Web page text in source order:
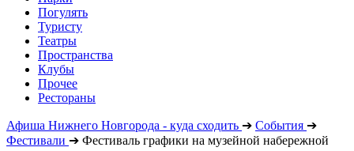
Погулять
Туристу
Театры
Пространства
Клубы
Прочее
Рестораны
Афиша Нижнего Новгорода - куда сходить ➔ События ➔
Фестивали ➔ Фестиваль графики на музейной набережной